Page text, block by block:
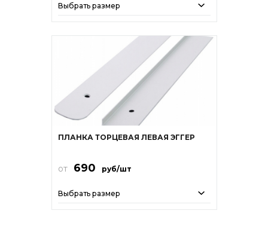
Выбрать размер
ПЛАНКА ТОРЦЕВАЯ ЛЕВАЯ ЭГГЕР
от 690 руб/шт
Выбрать размер